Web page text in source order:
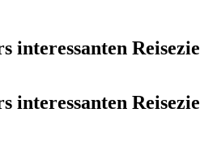
interessanten
interessanten